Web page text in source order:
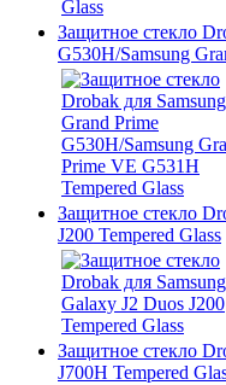
Защитное стекло
G530H/Samsung
Защитное стекло
J200 Tempered Glass
Защитное стекло
J700H Tempered